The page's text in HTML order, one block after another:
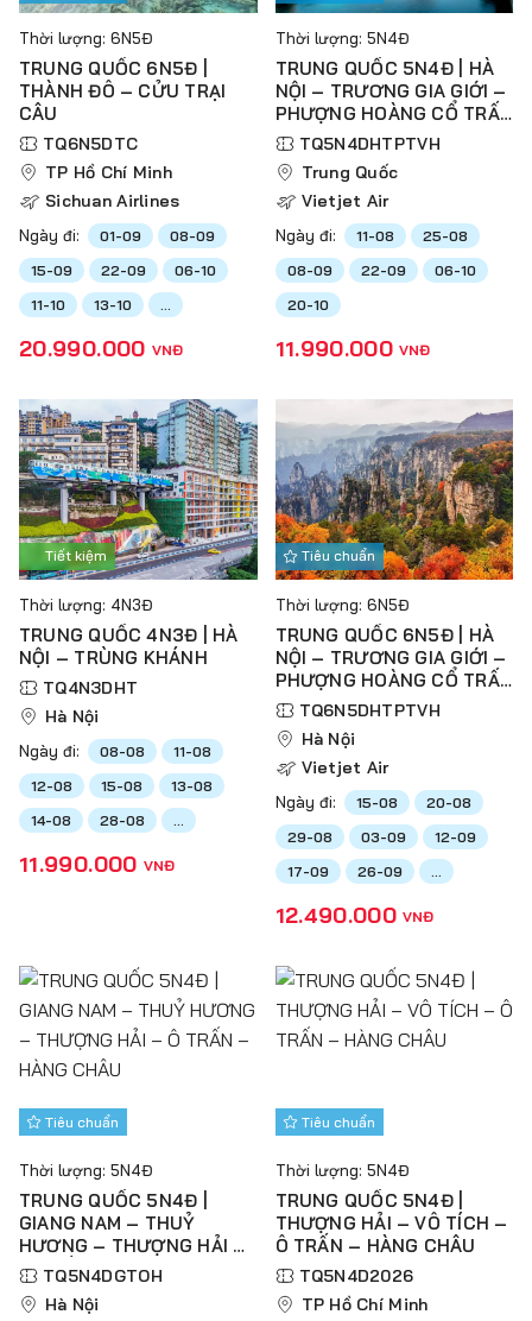
Thời lượng: 6N5Đ
TRUNG QUỐC 6N5Đ |
THÀNH ĐÔ – CỬU TRẠI
CÂU
TQ6N5DTC
TP Hồ Chí Minh
Sichuan Airlines
Ngày đi: 01-09
08-09
15-09
22-09
06-10
11-10
13-10 ...
20.990.000 VNĐ
Thời lượng: 5N4Đ
TRUNG QUỐC 5N4Đ | HÀ
NỘI – TRƯƠNG GIA GIỚI –
PHƯỢNG HOÀNG CỔ TRẤN
– THIÊN TỬ SƠN – VŨ
LĂNG NGUYÊN – HỒ BẢO
PHONG
TQ5N4DHTPTVH
Trung Quốc
Vietjet Air
Ngày đi: 11-08
25-08
08-09
22-09
06-10
20-10
11.990.000 VNĐ
Tiết kiệm
Thời lượng: 4N3Đ
TRUNG QUỐC 4N3Đ | HÀ
NỘI – TRÙNG KHÁNH
TQ4N3DHT
Hà Nội
Ngày đi: 08-08
11-08
12-08
15-08
13-08
14-08
28-08
11.990.000 VNĐ
Tiêu chuẩn
Thời lượng: 6N5Đ
TRUNG QUỐC 6N5Đ | HÀ
NỘI – TRƯƠNG GIA GIỚI –
PHƯỢNG HOÀNG CỔ TRẤN
– THIÊN TỬ SƠN – VŨ
LĂNG NGUYÊN – HỒ BẢO
PHONG
TQ6N5DHTPTVH
Hà Nội
Vietjet Air
Ngày đi: 15-08
20-08
29-08
03-09
12-09
17-09
26-09
12.490.000 VNĐ
Tiêu chuẩn
Thời lượng: 5N4Đ
TRUNG QUỐC 5N4Đ |
GIANG NAM – THUỶ
HƯƠNG – THƯỢNG HẢI –
Ô TRẤN – HÀNG CHÂU
TQ5N4DGTOH
Hà Nội
Tiêu chuẩn
Thời lượng: 5N4Đ
TRUNG QUỐC 5N4Đ |
THƯỢNG HẢI – VÔ TÍCH –
Ô TRẤN – HÀNG CHÂU
TQ5N4D2026
TP Hồ Chí Minh